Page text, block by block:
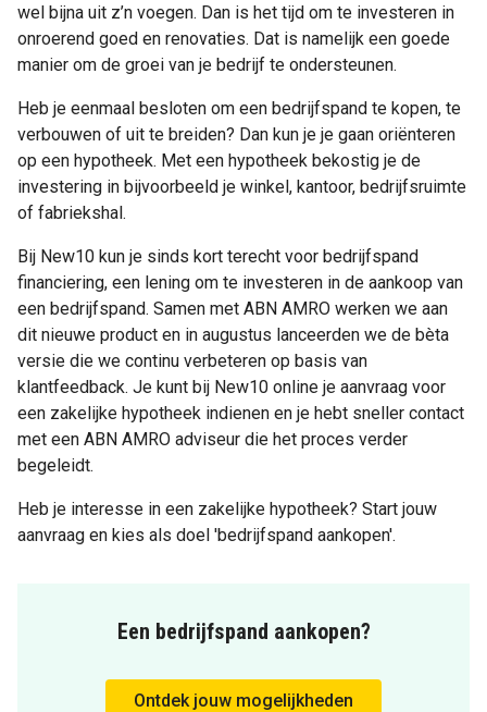
wel bijna uit z’n voegen. Dan is het tijd om te investeren in
onroerend goed en renovaties. Dat is namelijk een goede
manier om de groei van je bedrijf te ondersteunen.
Heb je eenmaal besloten om een bedrijfspand te kopen, te
verbouwen of uit te breiden? Dan kun je je gaan oriënteren
op een hypotheek. Met een hypotheek bekostig je de
investering in bijvoorbeeld je winkel, kantoor, bedrijfsruimte
of fabriekshal.
Bij New10 kun je sinds kort terecht voor bedrijfspand
financiering, een lening om te investeren in de aankoop van
een bedrijfspand. Samen met ABN AMRO werken we aan
dit nieuwe product en in augustus lanceerden we de bèta
versie die we continu verbeteren op basis van
klantfeedback. Je kunt bij New10 online je aanvraag voor
een zakelijke hypotheek indienen en je hebt sneller contact
met een ABN AMRO adviseur die het proces verder
begeleidt.
Heb je interesse in een zakelijke hypotheek? Start jouw
aanvraag en kies als doel 'bedrijfspand aankopen'.
Een bedrijfspand aankopen?
Ontdek jouw mogelijkheden